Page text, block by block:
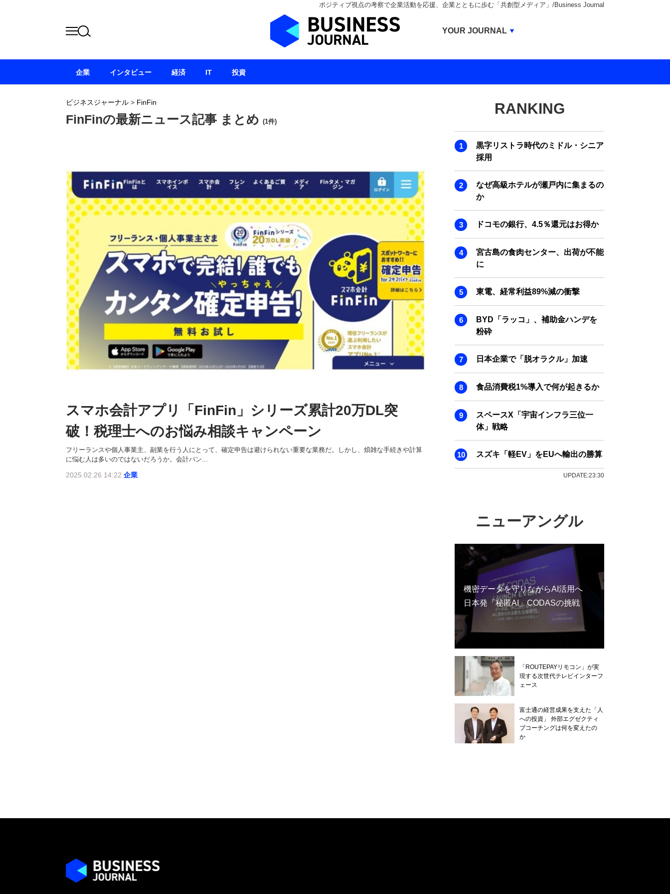
ポジティブ視点の考察で企業活動を応援、企業とともに歩む「共創型メディア」/Business Journal
ビジネスジャーナル > FinFin
FinFinの最新ニュース記事 まとめ (1件)
スマホ会計アプリ「FinFin」シリーズ累計20万DL突
破！税理士へのお悩み相談キャンペーン
フリーランスや個人事業主、副業を行う人にとって、確定申告は避けられない重要な業務だ。しかし、煩雑な手続きや計算
に悩む人は多いのではないだろうか。会計バン...
2025.02.26 14:22 企業
RANKING
黒字リストラ時代のミドル・シニア
採用
なぜ高級ホテルが瀬戸内に集まるの
か
ドコモの銀行、4.5％還元はお得か
宮古島の食肉センター、出荷が不能
に
東電、経常利益89%減の衝撃
BYD「ラッコ」、補助金ハンデを
粉砕
日本企業で「脱オラクル」加速
食品消費税1%導入で何が起きるか
スペースX「宇宙インフラ三位一
体」戦略
スズキ「軽EV」をEUへ輸出の勝算
UPDATE:23:30
ニューアングル
機密データを守りながらAI活用へ
日本発「秘匿AI」CODASの挑戦
「ROUTEPAYリモコン」が実
現する次世代テレビインターフ
ェース
富士通の経営成果を支えた「人
への投資」 外部エグゼクティ
ブコーチングは何を変えたの
か
企業 インタビュー 経済 IT 投資
YOUR JOURNAL
BUSINESS JOURNAL
IVS JOURNAL
ENERGY MANAGEMENT JOURNAL
INBOUND JOURNAL
LIFE ENDING JOURNAL
AI JOURNAL
SMART MARKETING JOURNAL
ADOPTABLE DOG JOURNAL